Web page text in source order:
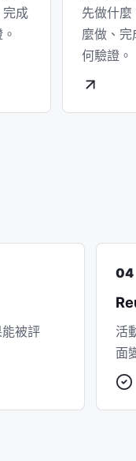
成
先做什麼
麼做、完
何驗證。
被評
04
活
面